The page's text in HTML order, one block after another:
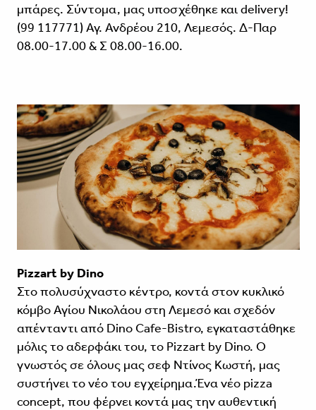
μπάρες. Σύντομα, μας υποσχέθηκε και delivery!
(99 117771) Αγ. Ανδρέου 210, Λεμεσός. Δ-Παρ
08.00-17.00 & Σ 08.00-16.00.
Pizzart by Dino
Στο πολυσύχναστο κέντρο, κοντά στον κυκλικό
κόμβο Αγίου Νικολάου στη Λεμεσό και σχεδόν
απένταντι από Dino Cafe-Bistro, εγκαταστάθηκε
μόλις το αδερφάκι του, το Pizzart by Dino. Ο
γνωστός σε όλους μας σεφ Ντίνος Κωστή, μας
συστήνει το νέο του εγχείρημα.Ένα νέο pizza
concept, που φέρνει κοντά μας την αυθεντική